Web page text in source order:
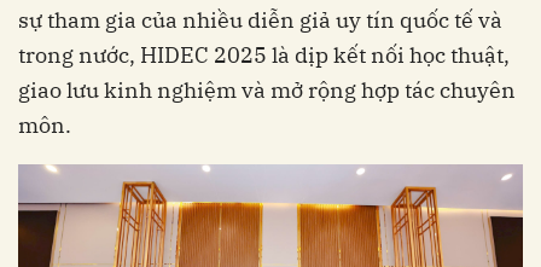
sự tham gia của nhiều diễn giả uy tín quốc tế và
trong nước, HIDEC 2025 là dịp kết nối học thuật,
giao lưu kinh nghiệm và mở rộng hợp tác chuyên
môn.